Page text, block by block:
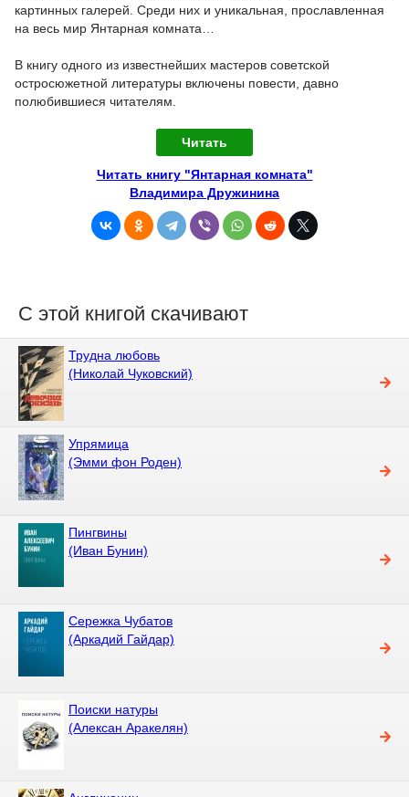
картинных галерей. Среди них и уникальная, прославленная
на весь мир Янтарная комната…
В книгу одного из известнейших мастеров советской
остросюжетной литературы включены повести, давно
полюбившиеся читателям.
Читать
Читать книгу "Янтарная комната"
Владимира Дружинина
С этой книгой скачивают
Трудна любовь
(Николай Чуковский)
Упрямица
(Эмми фон Роден)
Пингвины
(Иван Бунин)
Сережка Чубатов
(Аркадий Гайдар)
Поиски натуры
(Алексан Аракелян)